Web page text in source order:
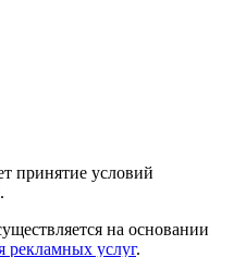
принятие условий
.
на основании
рекламных услуг.